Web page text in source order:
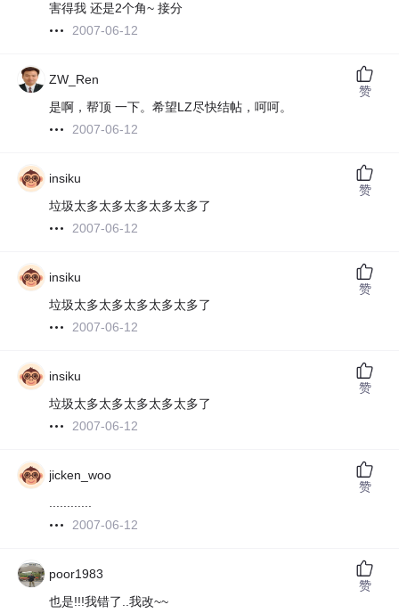
害得我 还是2个角~ 接分
2007-06-12
ZW_Ren
是啊，帮顶 一下。希望LZ尽快结帖，呵呵。
2007-06-12
赞
insiku
垃圾太多太多太多太多太多了
2007-06-12
赞
insiku
垃圾太多太多太多太多太多了
2007-06-12
赞
insiku
垃圾太多太多太多太多太多了
2007-06-12
赞
jicken_woo
............
2007-06-12
赞
poor1983
也是!!!我错了..我改~~
赞